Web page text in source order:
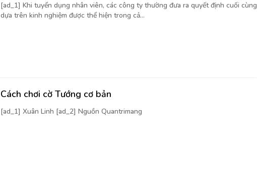
[ad_1] Khi tuyển dụng nhân viên, các công ty thường đưa ra quyết định cuối cùng
dựa trên kinh nghiệm được thể hiện trong cả...
Cách chơi cờ Tướng cơ bản
[ad_1] Xuân Linh [ad_2] Nguồn Quantrimang